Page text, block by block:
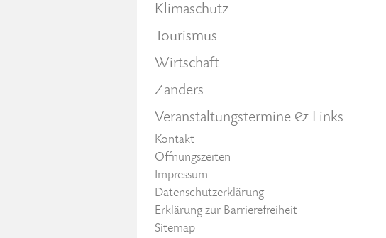
Klimaschutz
Tourismus
Wirtschaft
Zanders
Veranstaltungstermine & Links
Kontakt
Öffnungszeiten
Impressum
Datenschutzerklärung
Erklärung zur Barrierefreiheit
Sitemap